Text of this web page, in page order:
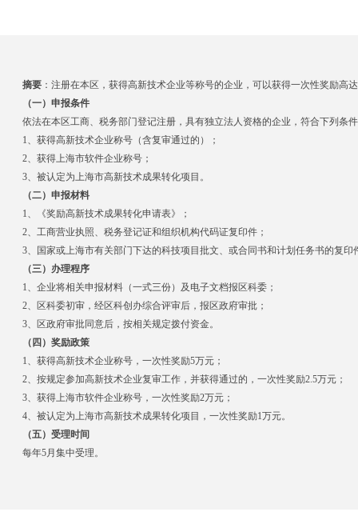
摘要 ：注册在本区，获得高新技术企业等称号的企业，可以获得一次性奖励高达
（一）申报条件
依法在本区工商、税务部门登记注册，具有独立法人资格的企业，符合下列条
1、获得高新技术企业称号（含复审通过的）；
2、获得上海市软件企业称号；
3、被认定为上海市高新技术成果转化项目。
（二）申报材料
1、《奖励高新技术成果转化申请表》；
2、工商营业执照、税务登记证和组织机构代码证复印件；
3、国家或上海市有关部门下达的科技项目批文、或合同书和计划任务书的复印
（三）办理程序
1、企业将相关申报材料（一式三份）及电子文档报区科委；
2、区科委初审，经区科创办综合评审后，报区政府审批；
3、区政府审批同意后，按相关规定拨付资金。
（四）奖励政策
1、获得高新技术企业称号，一次性奖励5万元；
2、按规定参加高新技术企业复审工作，并获得通过的，一次性奖励2.5万元；
3、获得上海市软件企业称号，一次性奖励2万元；
4、被认定为上海市高新技术成果转化项目，一次性奖励1万元。
（五）受理时间
每年5月集中受理。